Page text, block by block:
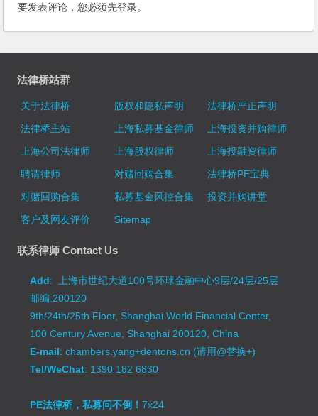
要发表评论，您必须先登录。
法律桥站群
关于法律桥 版权和隐私声明
法律桥严正声明
法律桥主站
上海私募基金律师
上海投资并购律师
上海公司法律师
上海股权律师
上海投融资律师
聘请律师
对赌回购合集
法律桥PE宝典
对赌回购合集
私募基金风控合集
投资并购讲堂
客户及网友评价
Sitemap
联系律师 Contact Us
Add: 上海市世纪大道100号环球金融中心9层/24层/25层
邮编:200120
9th/24th/25th Floor, Shanghai World Financial Center,
100 Century Avenue, Shanghai 200120, China
E-mail: chambers.yang+dentons.cn (请用@替换+)
Tel/WeChat: 1390 182 6830
PE法律桥，私募问不倒！7x24